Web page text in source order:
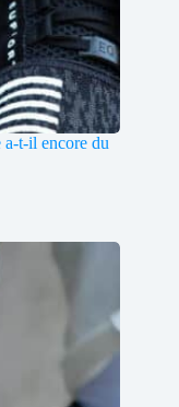
t-il encore du